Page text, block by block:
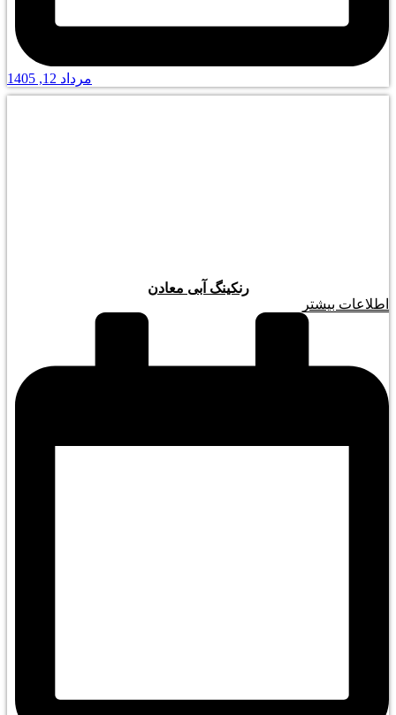
مرداد 12, 1405
رنکینگ آبی معادن
اطلاعات بیشتر